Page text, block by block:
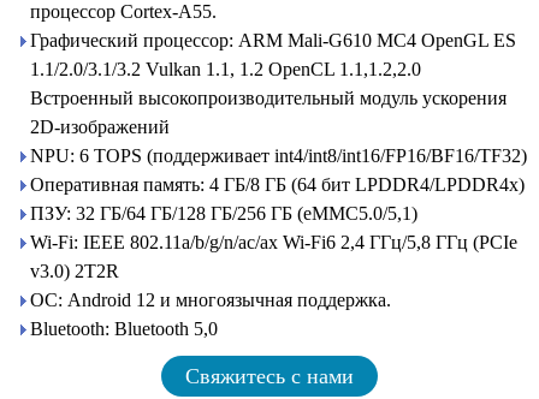
процессор Cortex-A55.
Графический процессор: ARM Mali-G610 MC4 OpenGL ES
1.1/2.0/3.1/3.2 Vulkan 1.1, 1.2 OpenCL 1.1,1.2,2.0
Встроенный высокопроизводительный модуль ускорения
2D-изображений
NPU: 6 TOPS (поддерживает int4/int8/int16/FP16/BF16/TF32)
Оперативная память: 4 ГБ/8 ГБ (64 бит LPDDR4/LPDDR4x)
ПЗУ: 32 ГБ/64 ГБ/128 ГБ/256 ГБ (eMMC5.0/5,1)
Wi-Fi: IEEE 802.11a/b/g/n/ac/ax Wi-Fi6 2,4 ГГц/5,8 ГГц (PCIe
v3.0) 2T2R
ОС: Android 12 и многоязычная поддержка.
Bluetooth: Bluetooth 5,0
Свяжитесь с нами